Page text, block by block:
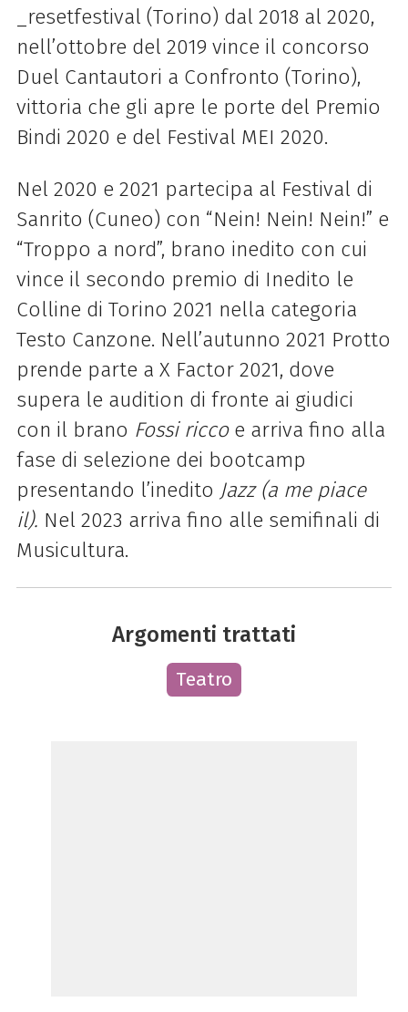
_resetfestival (Torino) dal 2018 al 2020,
nell’ottobre del 2019 vince il concorso
Duel Cantautori a Confronto (Torino),
vittoria che gli apre le porte del Premio
Bindi 2020 e del Festival MEI 2020.
Nel 2020 e 2021 partecipa al Festival di
Sanrito (Cuneo) con “Nein! Nein! Nein!” e
“Troppo a nord”, brano inedito con cui
vince il secondo premio di Inedito le
Colline di Torino 2021 nella categoria
Testo Canzone. Nell’autunno 2021 Protto
prende parte a X Factor 2021, dove
supera le audition di fronte ai giudici
con il brano Fossi riccoe arriva fino alla
fase di selezione dei bootcamp
presentando l’inedito Jazz (a me piace
il). Nel 2023 arriva fino alle semifinali di
Musicultura.
Argomenti trattati
Teatro